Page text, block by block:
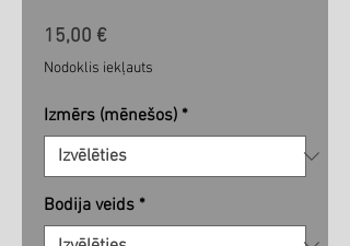
15,00 €Cena
Nodoklis iekļauts
Izmērs (mēnešos) *
Bodija veids *